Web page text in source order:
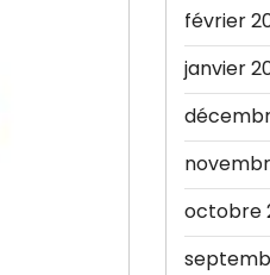
février
janvier
octobre